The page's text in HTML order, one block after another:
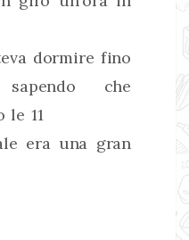
dormire fino
che
le 11
era una gran